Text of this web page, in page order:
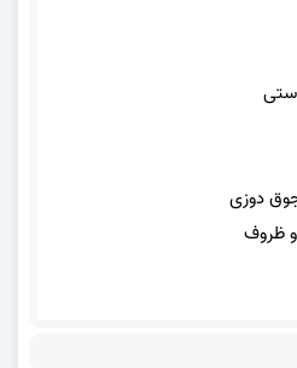
دوزی
ظروف